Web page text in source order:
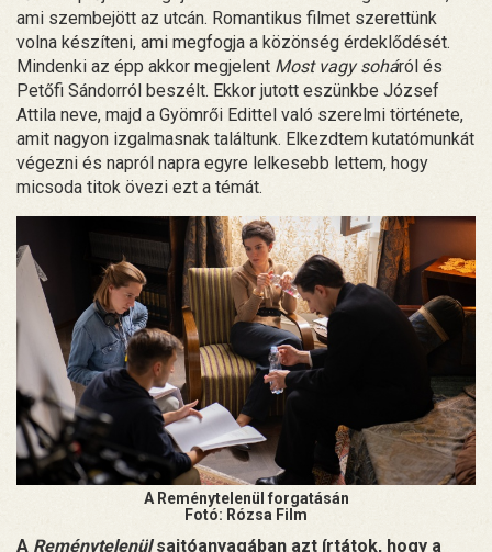
ami szembejött az utcán. Romantikus filmet szerettünk
volna készíteni, ami megfogja a közönség érdeklődését.
Mindenki az épp akkor megjelent Most vagy soháról és
Petőfi Sándorról beszélt. Ekkor jutott eszünkbe József
Attila neve, majd a Gyömrői Edittel való szerelmi története,
amit nagyon izgalmasnak találtunk. Elkezdtem kutatómunkát
végezni és napról napra egyre lelkesebb lettem, hogy
micsoda titok övezi ezt a témát.
A Reménytelenül forgatásán
Fotó: Rózsa Film
A Reménytelenülsajtóanyagában azt írtátok, hogy a